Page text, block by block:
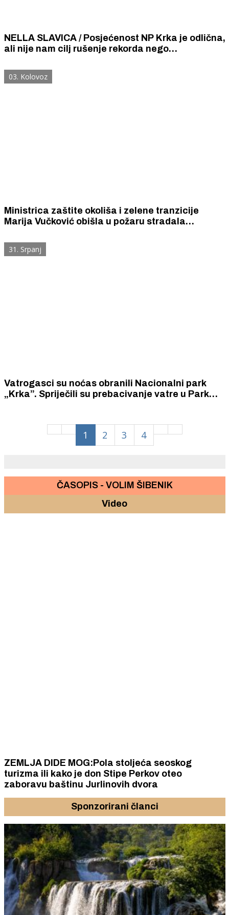
NELLA SLAVICA / Posjećenost NP Krka je odlična,
ali nije nam cilj rušenje rekorda nego
prirode
03. Kolovoz
Ministrica zaštite okoliša i zelene tranzicije
Marija Vučković obišla u požaru stradala
31. Srpanj
Vatrogasci su noćas obranili Nacionalni park
„Krka”. Spriječili su prebacivanje vatre u Park
1 2 3 4
ČASOPIS - VOLIM ŠIBENIK
Video
ZEMLJA DIDE MOG:Pola stoljeća seoskog
turizma ili kako je don Stipe Perkov oteo
zaboravu baštinu Jurlinovih dvora
Sponzorirani članci